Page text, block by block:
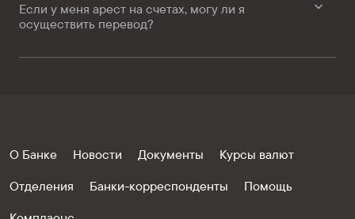
Если у меня арест на счетах, могу ли я
осуществить перевод?
О Банке Новости Документы
Курсы валют
Отделения
Банки-корреспонденты
Помощь